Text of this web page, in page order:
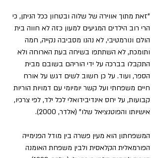
"זאת מתוך אווירה של שלוה ובטחון ככל הניתן, כי
הרי רוב הילדים המגיעים למעון כזה לא חווה בית
הולם ונורמטיבי, לא נהנו מסביבה נקייה, חמה
ותומכת, לא השתתפו בשיחה בעת הארוחה ולא
התקבלו בברכה על ידי הוריהם בשובם מבית
הספר, ועוד. על כן חשוב לשים דגש על אורח
חיים משפחתי ועל קשר יומיומי עם דמויות הוריות
קבועות, על יחס אינדיבידואלי לכל ילד, לפי צרכיו,
אישיותו והפוטנציאל שלו" (אלדר, 2000).
המשפחתון הוא מעין פשרה בין מודל הפנימייה
הפורמאלית הקלאסית ולבין משפחת האומנה